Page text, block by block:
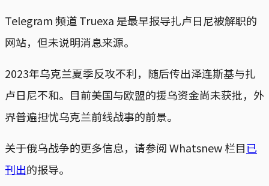
Telegram 频道 Truexa 是最早报导扎卢日尼被解职的
网站，但未说明消息来源。
2023年乌克兰夏季反攻不利，随后传出泽连斯基与扎
卢日尼不和。目前美国与欧盟的援乌资金尚未获批，外
界普遍担忧乌克兰前线战事的前景。
关于俄乌战争的更多信息，请参阅 Whatsnew 栏目已
刊出的报导。